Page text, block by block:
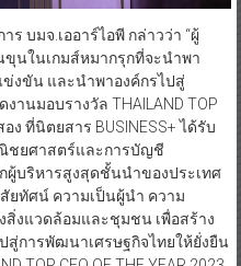
บมจ.เออาร์ไอพี กล่าวว่า “ผู้
ขุนในเกมส์หมากรุกที่จะนำพา
งขัน และนำพาองค์กรไปสู่
นมอบรางวัล THAILAND TOP
อง ที่นิตยสาร BUSINESS+ ได้รับ
ชยศาสตร์และการบัญชี
ผู้บริหารสูงสุดชั้นนำของประเทศ
ยทัศน์ ความเป็นผู้นำ ความ
สิ่งแวดล้อมและชุมชน เพื่อสร้าง
สู่การพัฒนาเศรษฐกิจไทยให้ยั่งยืน